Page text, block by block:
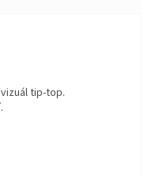
5 hviezdičiek.
tip-top.
5 hviezdičiek.